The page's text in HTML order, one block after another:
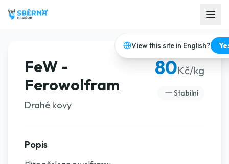
View this site in English?
FeW -
Ferowolfram
Drahé kovy
80Kč/kg
Stabilní
Popis